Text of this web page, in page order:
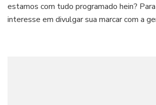
estamos com tudo programado hein?
interesse em divulgar sua marcar com a